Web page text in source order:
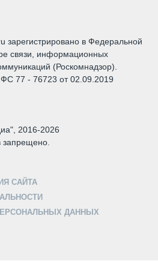
зарегистрировано в Федеральной
связи, информационных
(Роскомнадзор).
77 - 76723 от 02.09.2019
2016-2026
запрещено.
САЙТА
ДАННЫХ